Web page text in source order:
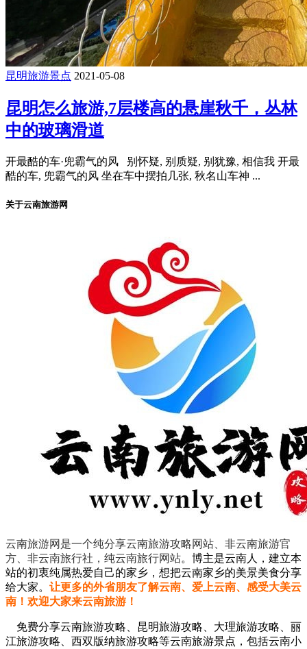
昆明旅游景点 2021-05-08
昆明怎么旅游,7层楼高的悬崖秋千，丛林
中的玻璃滑道
开最酷的车·兜霸气的风 别怀疑, 别质疑, 别犹豫, 相信我 开最
酷的车, 兜霸气的风 坐在车中摆拍几张, 秋名山车神 ...
关于云南旅游网
云南旅游网是一个纯分享云南旅游攻略网站、非云南旅游官
方、非云南旅行社，纯云南旅行网站。 博主是云南人，建立本
站的初衷纯属热爱自己的家乡，想把云南家乡的美景美食分享
给大家。 让更多的外省朋友了解云南、爱上云南、感受大美云
南！欢迎大家来云南旅游！
免费分享云南旅游攻略、昆明旅游攻略、大理旅游攻略、丽
江旅游攻略、西双版纳旅游攻略等云南旅游景点，包括云南小